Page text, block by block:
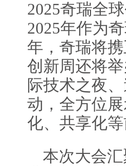
2025奇瑞全
2025年作为
年，奇瑞将
创新周还将
际技术之夜
动，全方位
化、共享化
本次大会